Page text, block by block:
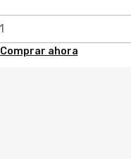
Comprar ahora